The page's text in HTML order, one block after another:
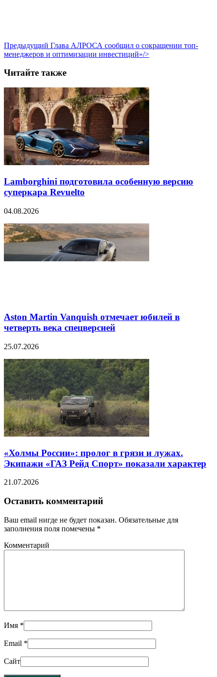
Предыдущий Глава АЛРОСА сообщил о сокращении топ-
менеджеров и оптимизации инвестиций»/>
Читайте также
Lamborghini подготовила особенную версию
суперкара Revuelto
04.08.2026
Aston Martin Vanquish отмечает юбилей в
четверть века спецверсией
25.07.2026
«Холмы России»: пролог в грязи и лужах.
Экипажи «ГАЗ Рейд Спорт» показали характер
21.07.2026
Оставить комментарий
Ваш email нигде не будет показан. Обязательные для
заполнения поля помечены *
Комментарий
Имя *
Email *
Сайт